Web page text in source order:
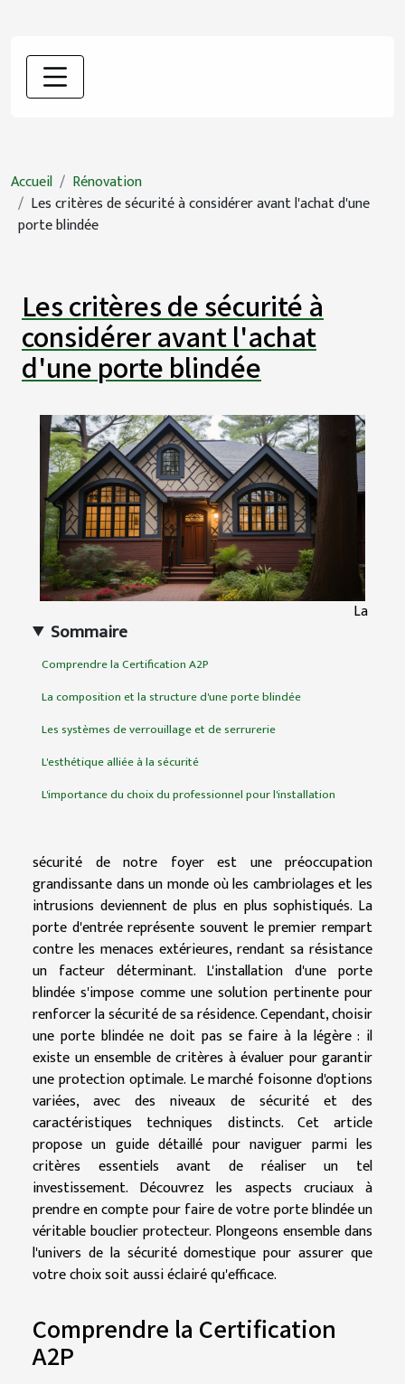
Accueil
Rénovation
Les critères de sécurité à considérer avant l'achat d'une
porte blindée
Les critères de sécurité à
considérer avant l'achat
d'une porte blindée
Sommaire
Comprendre la Certification A2P
La composition et la structure d'une porte blindée
Les systèmes de verrouillage et de serrurerie
L'esthétique alliée à la sécurité
L'importance du choix du professionnel pour l'installation
La
sécurité de notre foyer est une préoccupation
grandissante dans un monde où les cambriolages et les
intrusions deviennent de plus en plus sophistiqués. La
porte d'entrée représente souvent le premier rempart
contre les menaces extérieures, rendant sa résistance
un facteur déterminant. L'installation d'une porte
blindée s'impose comme une solution pertinente pour
renforcer la sécurité de sa résidence. Cependant, choisir
une porte blindée ne doit pas se faire à la légère : il
existe un ensemble de critères à évaluer pour garantir
une protection optimale. Le marché foisonne d'options
variées, avec des niveaux de sécurité et des
caractéristiques techniques distincts. Cet article
propose un guide détaillé pour naviguer parmi les
critères essentiels avant de réaliser un tel
investissement. Découvrez les aspects cruciaux à
prendre en compte pour faire de votre porte blindée un
véritable bouclier protecteur. Plongeons ensemble dans
l'univers de la sécurité domestique pour assurer que
votre choix soit aussi éclairé qu'efficace.
Comprendre la Certification
A2P